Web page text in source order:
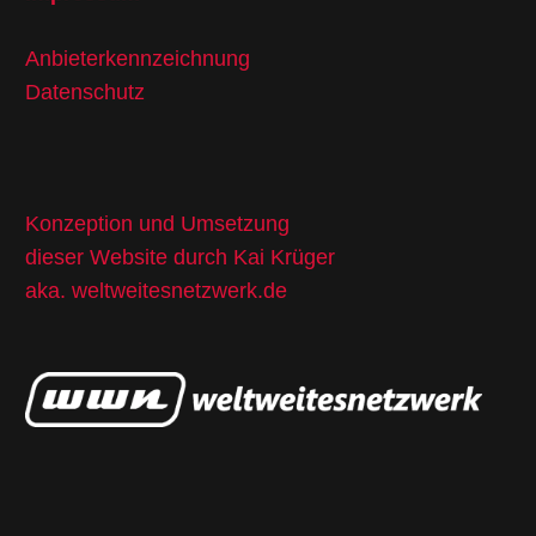
Anbieterkennzeichnung
Datenschutz
Konzeption und Umsetzung
dieser Website durch Kai Krüger
aka. weltweitesnetzwerk.de